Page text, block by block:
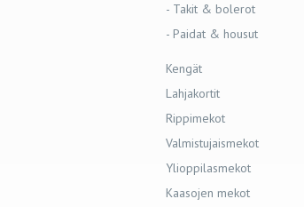
- Takit & bolerot
- Paidat & housut
Kengät
Lahjakortit
Rippimekot
Valmistujaismekot
Ylioppilasmekot
Kaasojen mekot